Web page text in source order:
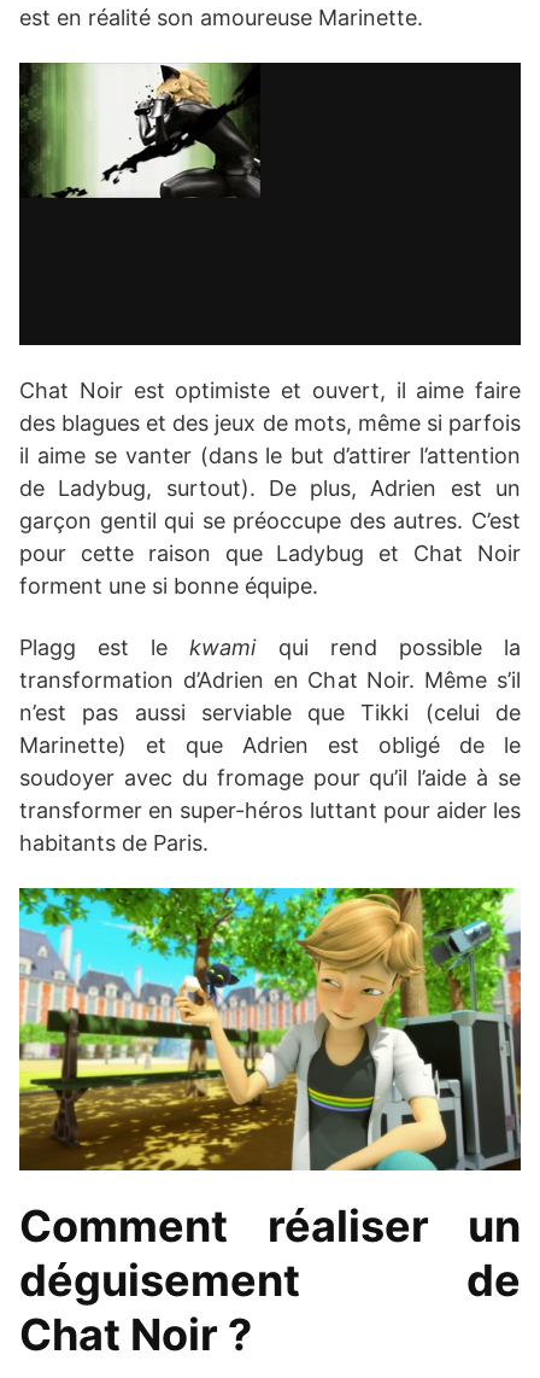
est en réalité son amoureuse Marinette.
Chat Noir est optimiste et ouvert, il aime faire
des blagues et des jeux de mots, même si parfois
il aime se vanter (dans le but d’attirer l’attention
de Ladybug, surtout). De plus, Adrien est un
garçon gentil qui se préoccupe des autres. C’est
pour cette raison que Ladybug et Chat Noir
forment une si bonne équipe.
Plagg est lekwamiqui rend possible la
transformation d’Adrien en Chat Noir. Même s’il
n’est pas aussi serviable que Tikki (celui de
Marinette) et que Adrien est obligé de le
soudoyer avec du fromage pour qu’il l’aide à se
transformer en super-héros luttant pour aider les
habitants de Paris.
Comment réaliser un
déguisement de
Chat Noir ?